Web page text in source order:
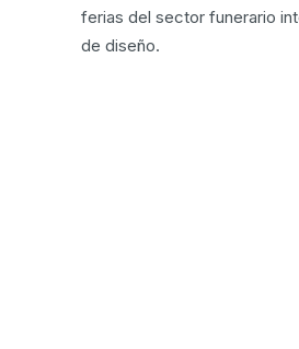
ferias del sector funerario
de diseño.